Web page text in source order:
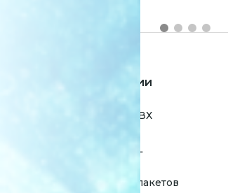
Технологии
для окон ПВХ
для окон AL
для стеклопакетов